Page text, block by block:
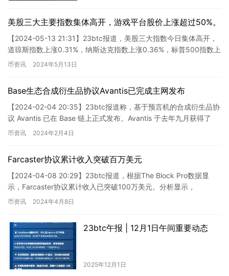
美股三大主要指数集体高开，游戏平台股价上涨超过50%。
【2024-05-13 21:31】23btc报道，美股三大指数今日集体高开，
道琼斯指数上涨0.31%，纳斯达克指数上涨0.36%，标普500指数上
涨0.25%。游戏驿站股价暴涨超…
币资讯 2024年5月13日
Base生态合成衍生品协议Avantis已完成主网发布
【2024-02-04 20:35】23btc报道称，基于预言机的合成衍生品协
议 Avantis 已在 Base 链上正式发布。Avantis 于去年九月获得了
Base 生态系统…
币资讯 2024年2月4日
Farcaster协议累计收入突破百万美元
【2024-04-08 20:29】23btc报道，根据The Block Pro数据显
示，Farcaster协议累计收入已突破100万美元。分析显示，
Farcaster在2023…
币资讯 2024年4月8日
23btc午报 | 12月1日午间重要动态
2025年12月1日